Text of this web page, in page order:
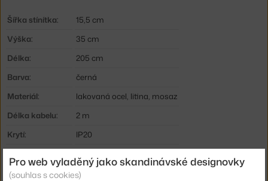
Šířka stínítka:
15,5 cm
Výška:
35 cm
Délka:
205 cm
Barva:
černá
Materiál:
lakovaná ocel, litina, mosaz
Délka kabelu:
2 m
Krytí:
IP20
Patice / zdroj:
E27
Pro web vyladěný jako skandinávské designovky
(souhlas s cookies)